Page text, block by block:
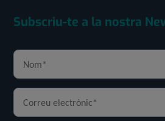
Subscriu-te a la nostra